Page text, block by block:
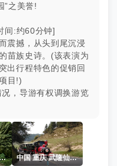
”之美誉!
间:约60分钟]
震撼，从头到尾沉浸
苗族史诗。(该表演为
出行程特色的促销回
目!)
，导游有权调换游览
天生三桥 天福驿站 中国 重庆 武隆仙女山